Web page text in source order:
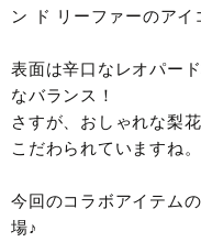
ン ド リーファーのアイ
表面は辛口なレオパー
なバランス！
さすが、おしゃれな梨
こだわられていますね。
今回のコラボアイテム
場♪